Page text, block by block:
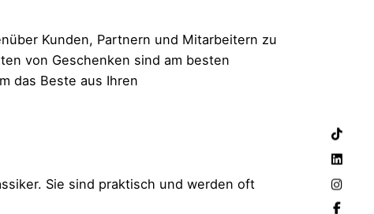
Kunden, Partnern und Mitarbeitern zu
von Geschenken sind am besten
das Beste aus Ihren
Sie sind praktisch und werden oft